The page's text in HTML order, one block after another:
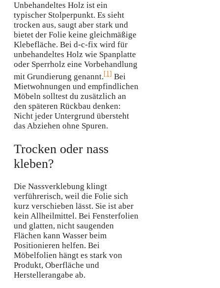
Unbehandeltes Holz ist ein
typischer Stolperpunkt. Es sieht
trocken aus, saugt aber stark und
bietet der Folie keine gleichmäßige
Klebefläche. Bei d-c-fix wird für
unbehandeltes Holz wie Spanplatte
oder Sperrholz eine Vorbehandlung
mit Grundierung genannt.[1] Bei
Mietwohnungen und empfindlichen
Möbeln solltest du zusätzlich an
den späteren Rückbau denken:
Nicht jeder Untergrund übersteht
das Abziehen ohne Spuren.
Trocken oder nass
kleben?
Die Nassverklebung klingt
verführerisch, weil die Folie sich
kurz verschieben lässt. Sie ist aber
kein Allheilmittel. Bei Fensterfolien
und glatten, nicht saugenden
Flächen kann Wasser beim
Positionieren helfen. Bei
Möbelfolien hängt es stark von
Produkt, Oberfläche und
Herstellerangabe ab.